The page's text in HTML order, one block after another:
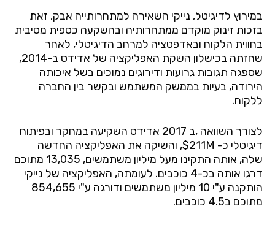
במירוץ לדיגיטל, נייקי השאירה למתחרותייה אבק, זאת
בזכות זינוק מוקדם ממתחרותיה ובהשקעה כספית מסיבית
בחווית הלקוח ובאדפטציה למרחב הדיגיטלי, לאחר
שחזתה בכישלון השקת האפליקציה של אדידס ב-2014,
שספגה תגובות גרועות ודירוגים נמוכים בשל איכותה
הירודה, בעיות בממשק המשתמש ובקשר בין החברה
ללקוח.
לצורך השוואה ,ב 2017 אדידס השקיעה במחקר ובפיתוח
דיגיטלי כ- 211M$, והשיקה את האפליקציה החדשה
שלה, אותה התקינו מעל מיליון משתמשים, 13,035 מתוכם
דרגו אותה בכ-4 כוכבים. לעומתה, האפליקציה של נייקי
הותקנה ע"י 10 מיליון משתמשים ודורגה ע"י 854,655
מתוכם ב4.5 כוכבים.